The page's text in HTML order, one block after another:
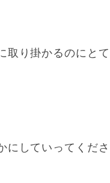
取り掛かるのにとて
にしていってくださ